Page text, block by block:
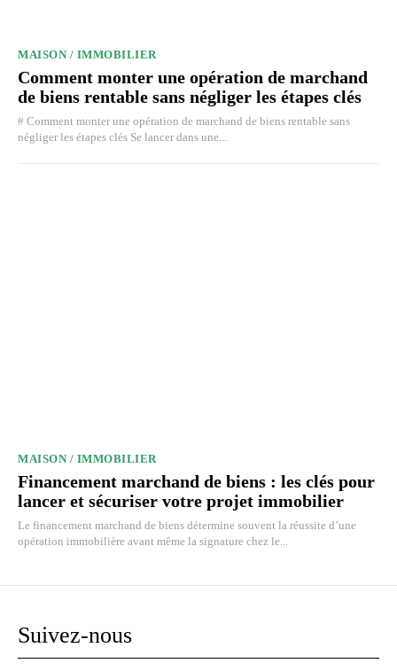
MAISON / IMMOBILIER
Comment monter une opération de marchand
de biens rentable sans négliger les étapes clés
# Comment monter une opération de marchand de biens rentable sans
négliger les étapes clés Se lancer dans une...
MAISON / IMMOBILIER
Financement marchand de biens : les clés pour
lancer et sécuriser votre projet immobilier
Le financement marchand de biens détermine souvent la réussite d’une
opération immobilière avant même la signature chez le...
Suivez-nous